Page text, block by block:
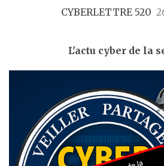
CYBERLETTRE 520
L'actu cyber de la